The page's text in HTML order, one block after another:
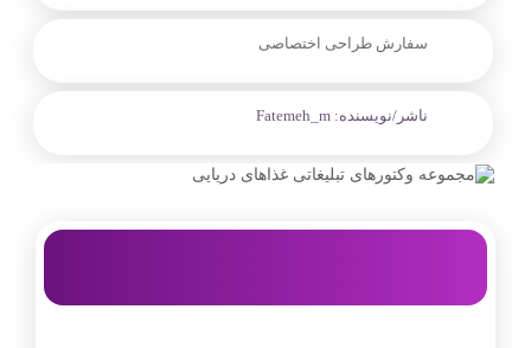
سفارش طراحی اختصاصی
ناشر/نویسنده: Fatemeh_m